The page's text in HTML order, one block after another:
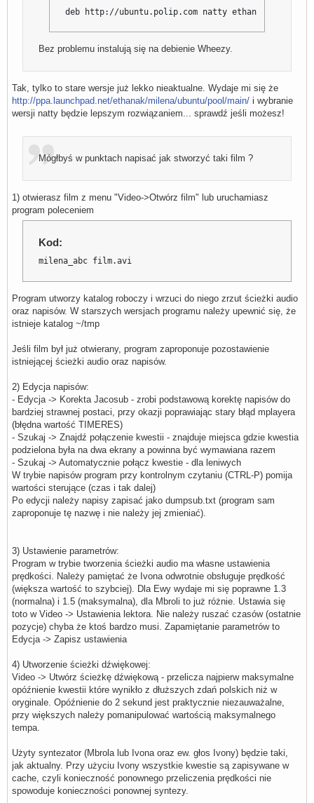
deb http://ubuntu.polip.com natty ethanak
Bez problemu instalują się na debienie Wheezy.
Tak, tylko to stare wersje już lekko nieaktualne. Wydaje mi się że
http://ppa.launchpad.net/ethanak/milena/ubuntu/pool/main/ i wybranie
wersji natty będzie lepszym rozwiązaniem... sprawdź jeśli możesz!
Mógłbyś w punktach napisać jak stworzyć taki film ?
1) otwierasz film z menu "Video->Otwórz film" lub uruchamiasz
program poleceniem
Kod:
milena_abc film.avi
Program utworzy katalog roboczy i wrzuci do niego zrzut ścieżki audio
oraz napisów. W starszych wersjach programu należy upewnić się, że
istnieje katalog ~/tmp
Jeśli film był już otwierany, program zaproponuje pozostawienie
istniejącej ścieżki audio oraz napisów.
2) Edycja napisów:
- Edycja -> Korekta Jacosub - zrobi podstawową korektę napisów do
bardziej strawnej postaci, przy okazji poprawiając stary błąd mplayera
(błędna wartość TIMERES)
- Szukaj -> Znajdź połączenie kwestii - znajduje miejsca gdzie kwestia
podzielona była na dwa ekrany a powinna być wymawiana razem
- Szukaj -> Automatycznie połącz kwestie - dla leniwych
W trybie napisów program przy kontrolnym czytaniu (CTRL-P) pomija
wartości sterujące (czas i tak dalej)
Po edycji należy napisy zapisać jako dumpsub.txt (program sam
zaproponuje tę nazwę i nie należy jej zmieniać).
3) Ustawienie parametrów:
Program w trybie tworzenia ścieżki audio ma własne ustawienia
prędkości. Należy pamiętać że Ivona odwrotnie obsługuje prędkość
(większa wartość to szybciej). Dla Ewy wydaje mi się poprawne 1.3
(normalna) i 1.5 (maksymalna), dla Mbroli to już różnie. Ustawia się
toto w Video -> Ustawienia lektora. Nie należy ruszać czasów (ostatnie
pozycje) chyba że ktoś bardzo musi. Zapamiętanie parametrów to
Edycja -> Zapisz ustawienia
4) Utworzenie ścieżki dźwiękowej:
Video -> Utwórz ścieżkę dźwiękową - przelicza najpierw maksymalne
opóźnienie kwestii które wynikło z dłuższych zdań polskich niż w
oryginale. Opóźnienie do 2 sekund jest praktycznie niezauważalne,
przy większych należy pomanipulować wartością maksymalnego
tempa.
Użyty syntezator (Mbrola lub Ivona oraz ew. głos Ivony) będzie taki,
jak aktualny. Przy użyciu Ivony wszystkie kwestie są zapisywane w
cache, czyli konieczność ponownego przeliczenia prędkości nie
spowoduje konieczności ponownej syntezy.